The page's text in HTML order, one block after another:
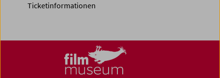
Ticketinformationen